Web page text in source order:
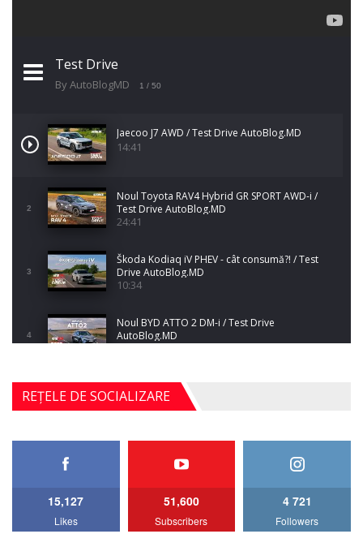
Test Drive
By AutoBlogMD 1 / 50
Jaecoo J7 AWD / Test Drive AutoBlog.MD
14:41
2
Noul Toyota RAV4 Hybrid GR SPORT AWD-i /
Test Drive AutoBlog.MD
24:41
3
Škoda Kodiaq iV PHEV - cât consumă?! / Test
Drive AutoBlog.MD
10:34
4
Noul BYD ATTO 2 DM-i / Test Drive
AutoBlog.MD
17:35
5
Noul Mercedes-Benz S-Class facelift (S 580
4MATIC V223) / Test Drive AutoBlog.MD
27:33
AutoBlog.MD
REȚELE DE SOCIALIZARE
15,127
Likes
51,600
Subscribers
4 721
Followers